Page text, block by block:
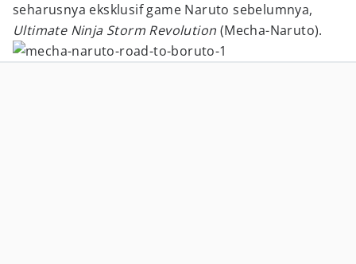
seharusnya eksklusif game Naruto sebelumnya,
Ultimate Ninja Storm Revolution (Mecha-Naruto).